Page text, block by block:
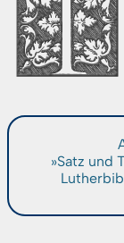
»Satz und